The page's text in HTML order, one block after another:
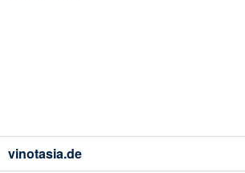
vinotasia.de